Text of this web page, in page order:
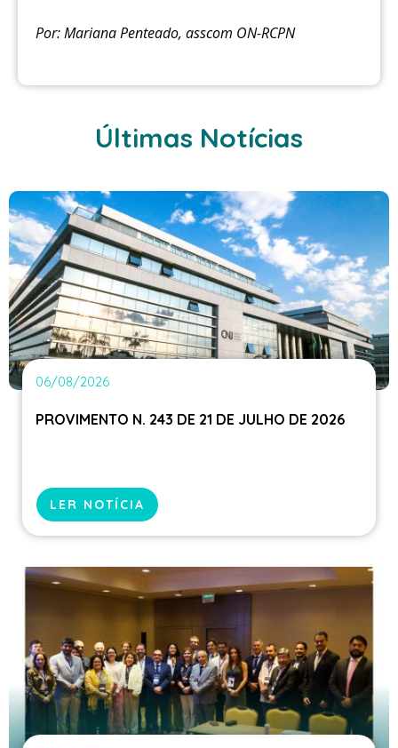
Por: Mariana Penteado, asscom ON-RCPN
Últimas Notícias
06/08/2026
PROVIMENTO N. 243 DE 21 DE JULHO DE 2026
LER NOTÍCIA